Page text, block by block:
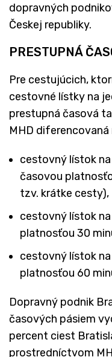
dopravných
Českej republiky.
PRESTUPNÁ
Pre cestujúcich,
cestovné lístky na
prestupná časová
MHD diferencovaná
cestovný lístok
časovou
tzv. krátke cesty),
cestovný lístok
platnosťou 30
cestovný lístok
platnosťou 60
Dopravný podnik
časových pásiem
percent ciest
prostredníctvom